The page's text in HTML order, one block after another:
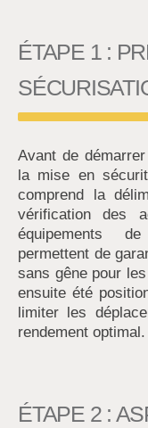
ÉTAPE 1 :
Avant de
la mise en
comprend la
vérification des
équipements
permettent de
sans gêne pour
ensuite été
limiter les
rendement optimal.
ÉTAPE 2 :